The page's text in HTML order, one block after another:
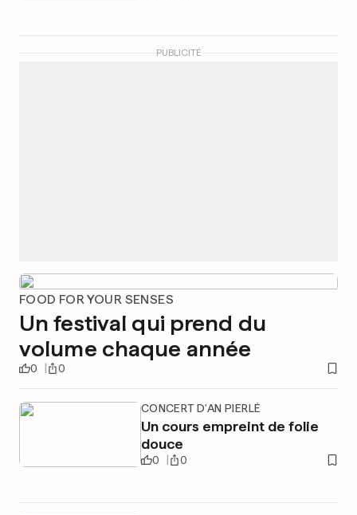
PUBLICITÉ
FOOD FOR YOUR SENSES
Un festival qui prend du
volume chaque année
0 0
CONCERT D'AN PIERLÉ
Un cours empreint de folie
douce
0 0